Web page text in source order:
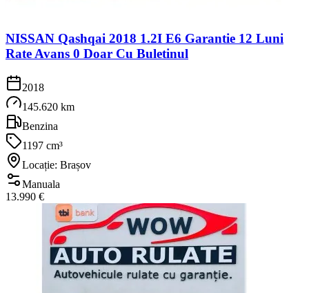
NISSAN Qashqai 2018 1.2I E6 Garantie 12 Luni
Rate Avans 0 Doar Cu Buletinul
2018
145.620 km
Benzina
1197 cm³
Locație: Brașov
Manuala
13.990 €